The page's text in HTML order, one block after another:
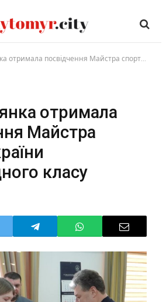
посвідчення Майстра спорту України міжнародного класу
отримала
Майстра
класу